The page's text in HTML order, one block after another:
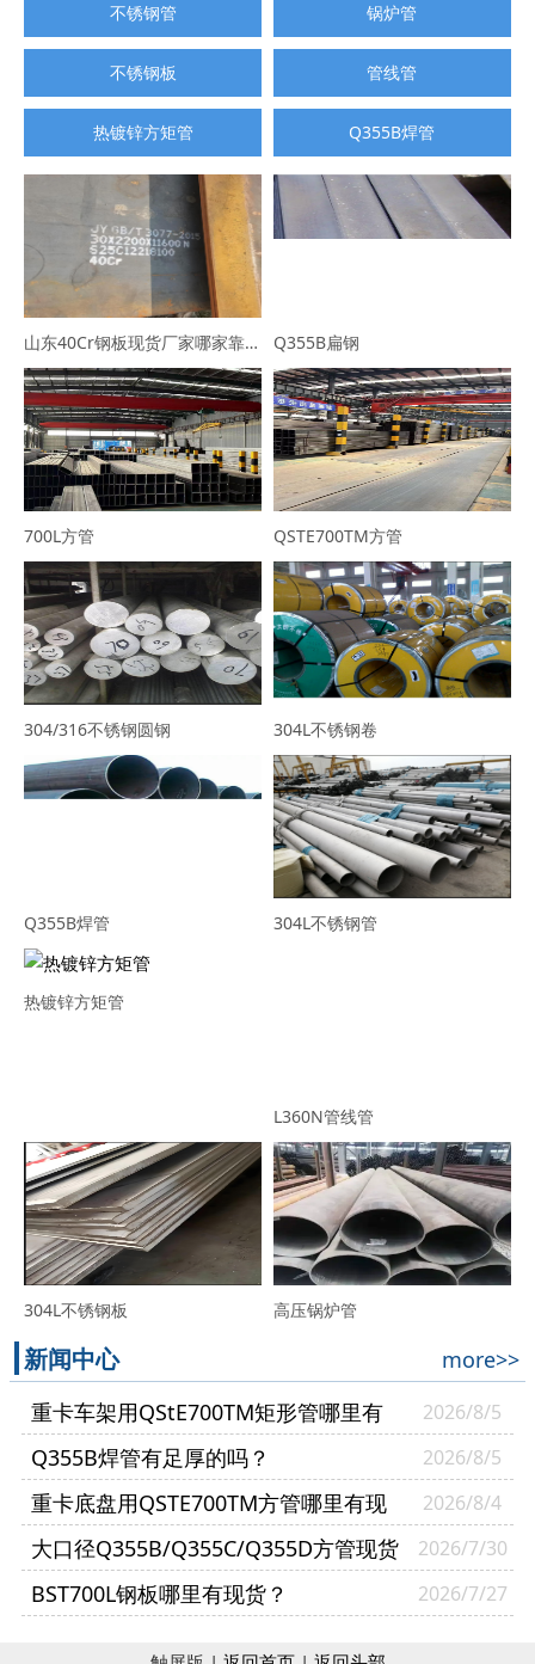
不锈钢管 锅炉管
不锈钢板 管线管
热镀锌方矩管 Q355B焊管
山东40Cr钢板现货厂家哪家靠谱？选山东普利通钢材，规格全可定制 Q355B扁钢
700L方管 QSTE700TM方管
304/316不锈钢圆钢 304L不锈钢卷
Q355B焊管 304L不锈钢管
热镀锌方矩管
L360N管线管
304L不锈钢板 高压锅炉管
新闻中心
more>>
重卡车架用QStE700TM矩形管哪里有
现货？
2026/8/5
Q355B焊管有足厚的吗？ 2026/8/5
重卡底盘用QSTE700TM方管哪里有现
货？
2026/8/4
大口径Q355B/Q355C/Q355D方管现货
多少钱一吨？
2026/7/30
BST700L钢板哪里有现货？ 2026/7/27